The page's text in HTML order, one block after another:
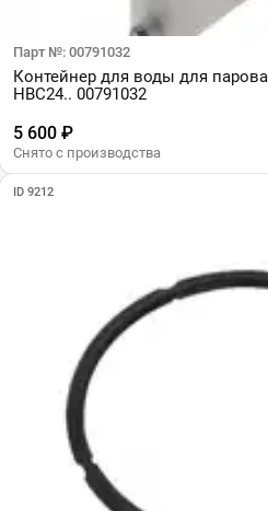
Парт №: 00791032
Контейнер для воды для
HBC24.. 00791032
5 600 ₽
Снято с производства
ID 9212